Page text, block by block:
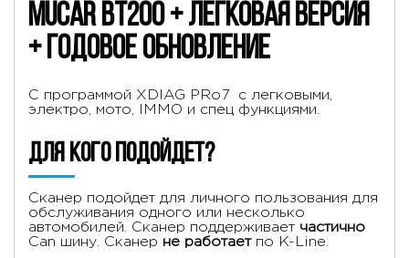
Mucar BT200 + легковая версия
+ годовое обновление
С программой XDIAG PRo7 с легковыми,
электро, мото, IMMO и спец функциями.
Для кого подойдет?
Сканер подойдет для личного пользования для
обслуживания одного или несколько
автомобилей. Сканер поддерживает частично
Can шину. Сканер не работаетпо K-Line.